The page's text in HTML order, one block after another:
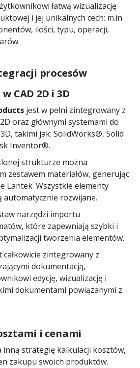
łatwą wizualizację
i jej unikalnych cech: m.in.
ilości, typu, operacji,
procesów
CAD 2D i 3D
jest w pełni zintegrowany z
oraz głównymi systemami do
takimi jak: SolidWorks®, Solid
Inventor®.
strukturze można
zestawem materiałów, generując
Lantek. Wszystkie elementy
automatycznie rozwijane.
narzędzi importu
które zapewniają szybki i
tworzenia elementów.
zintegrowany z
dokumentacją,
edycję, wizualizację i
dokumentami powiązanymi z
i cenami
inną strategię kalkulacji kosztów,
zakupu swoich produktów.